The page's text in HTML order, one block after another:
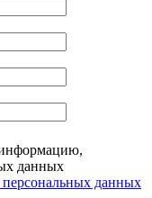
данных
персональных данных